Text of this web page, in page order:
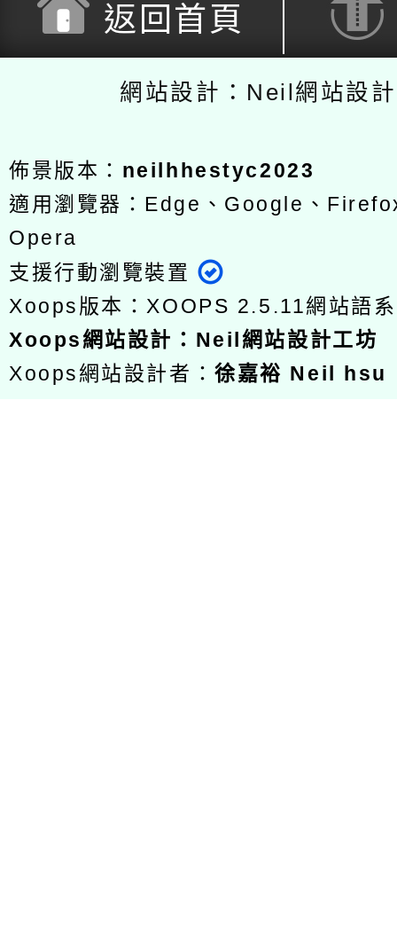
返回首頁
網站設計：Neil網站設
佈景版本： neilhhestyc2023
適用瀏覽器：Edge、Google、
Opera
支援行動瀏覽裝置
Xoops版本： XOOPS 2.5.11網站語
Xoops網站設計 ： Neil網站設計工坊
Xoops網站設計者：徐嘉裕 Neil hsu